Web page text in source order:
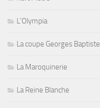
L'Olympia
La coupe Georges Baptiste
La Maroquinerie
La Reine Blanche